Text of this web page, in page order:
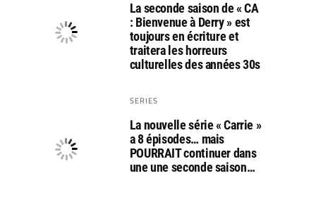
La seconde saison de « CA
: Bienvenue à Derry » est
toujours en écriture et
traitera les horreurs
culturelles des années 30s
SERIES
La nouvelle série « Carrie »
a 8 épisodes… mais
POURRAIT continuer dans
une une seconde saison…